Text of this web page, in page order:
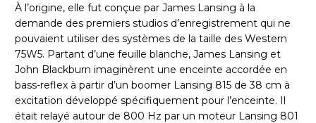
À l’origine, elle fut conçue par James Lansing à la
demande des premiers studios d’enregistrement qui ne
pouvaient utiliser des systèmes de la taille des Western
75W5. Partant d’une feuille blanche, James Lansing et
John Blackburn imaginèrent une enceinte accordée en
bass-reflex à partir d’un boomer Lansing 815 de 38 cm à
excitation développé spécifiquement pour l’enceinte. Il
était relayé autour de 800 Hz par un moteur Lansing 801